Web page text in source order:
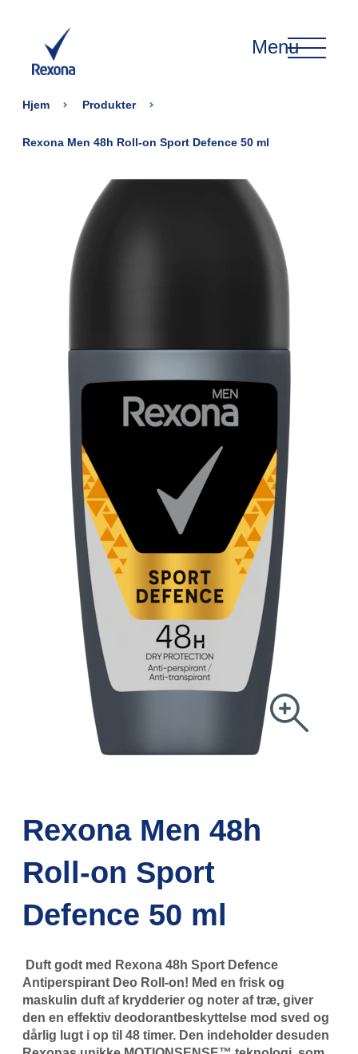
Menu
Hjem Produkter
Rexona Men 48h Roll-on Sport Defence 50 ml
Rexona Men 48h
Roll-on Sport
Defence 50 ml
Duft godt med Rexona 48h Sport Defence
Antiperspirant Deo Roll-on! Med en frisk og
maskulin duft af krydderier og noter af træ, giver
den en effektiv deodorantbeskyttelse mod sved og
dårlig lugt i op til 48 timer. Den indeholder desuden